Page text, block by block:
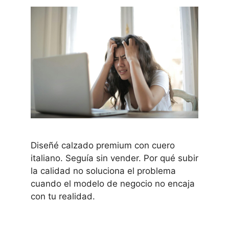
Diseñé calzado premium con cuero
italiano. Seguía sin vender. Por qué subir
la calidad no soluciona el problema
cuando el modelo de negocio no encaja
con tu realidad.